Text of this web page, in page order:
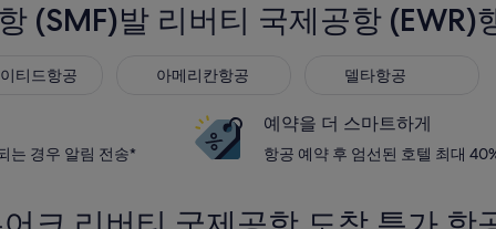
(SMF)발 리버티 국제공항 (EWR)
티드항공
항공 아메리칸항공
아메리칸항공 델타항공
델타항공
는 경우 알림 전송*
예약을 더 스마트하게
항공 예약 후 엄선된 호텔 최대